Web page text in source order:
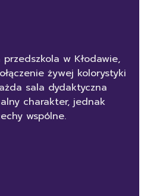
w Kłodawie,
żywej kolorystyki
sala dydaktyczna
charakter, jednak
wspólne.